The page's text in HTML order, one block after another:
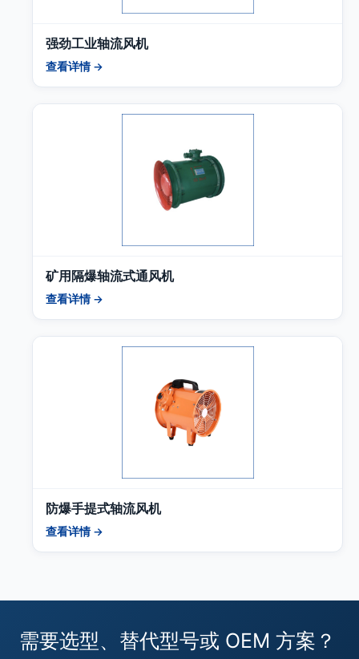
强劲工业轴流风机
查看详情 →
矿用隔爆轴流式通风机
查看详情 →
防爆手提式轴流风机
查看详情 →
需要选型、替代型号或 OEM 方案？